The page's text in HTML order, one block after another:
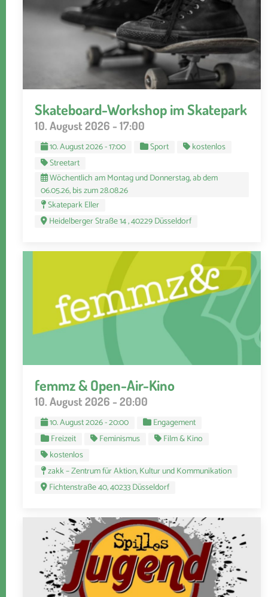
Skateboard-Workshop im Skatepark
10. August 2026 - 17:00
10. August 2026 - 17:00 Sport
kostenlos
Streetart
Wöchentlich am Montag und Donnerstag, ab dem
06.05.26, bis zum 28.08.26
Skatepark Eller
Heidelberger Straße 14 , 40229 Düsseldorf
femmz & Open-Air-Kino
10. August 2026 - 20:00
10. August 2026 - 20:00
Engagement
Freizeit
Feminismus
Film & Kino
kostenlos
zakk – Zentrum für Aktion, Kultur und Kommunikation
Fichtenstraße 40, 40233 Düsseldorf